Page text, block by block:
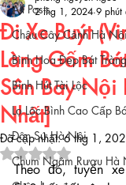
All Posts
Chậu Cây Cảnh Hà
Bình Hoa Đẹp Bát Tràng
Bình Hút Tài Lộc
Lọ Lộc Bình Cao Cấp
Đôn Sứ Hà Nội
Chum Ngâm Rượu Hà
Đi Xe Buýt
Làng Gốm
Sân Bay Nội
Nhất]
2 thg 1, 2024 9 phút
Đã cập nhật:6 thg 1,
Đã xếp hạng
Theo đó, tuyến